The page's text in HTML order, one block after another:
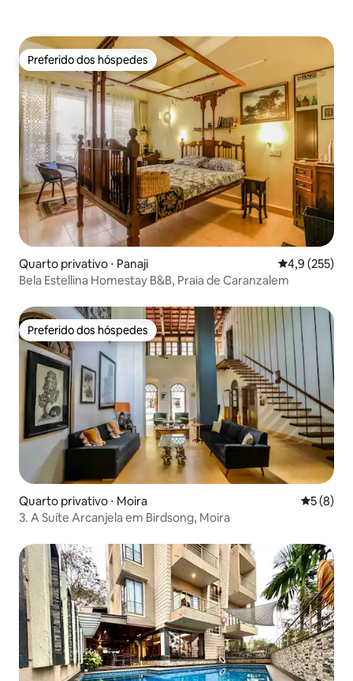
Preferido dos hóspedes
Preferido dos hóspedes
Quarto privativo ⋅ Panaji 4,9 de uma
4,9 (255)
Bela Estellina Homestay B&B, Praia de Caranzalem
Preferido dos hóspedes
Preferido dos hóspedes
Quarto privativo ⋅ Moira 5 de
5 (8)
3. A Suíte Arcanjela em Birdsong, Moira